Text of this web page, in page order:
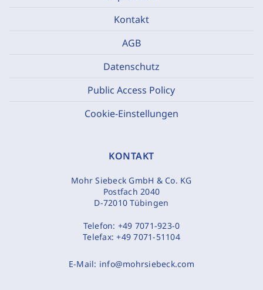
Kontakt
AGB
Datenschutz
Public Access Policy
Cookie-Einstellungen
KONTAKT
Mohr Siebeck GmbH & Co. KG
Postfach 2040
D-72010 Tübingen
Telefon: +49 7071-923-0
Telefax:+49 7071-51104
E-Mail: info@mohrsiebeck.com